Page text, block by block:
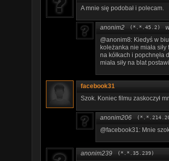
A mnie się podobał i polecam.
anonim2 (*.*.45.2)
@anonim8: Kiedyś w
koleżanka nie miała
na kółkach i popchnęła
miała siły na blat
facebook31
Szok. Koniec filmu zaskoczył
anonim206
@facebook31: Mnie
anonim239 (*.*.35.239)